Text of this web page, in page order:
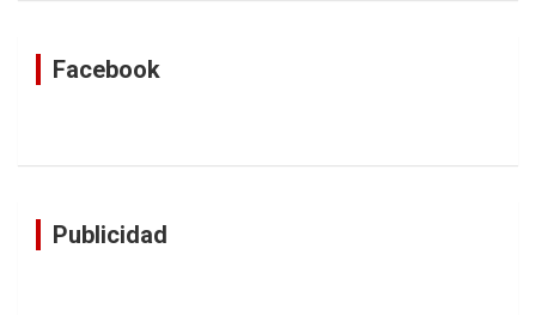
Facebook
Publicidad